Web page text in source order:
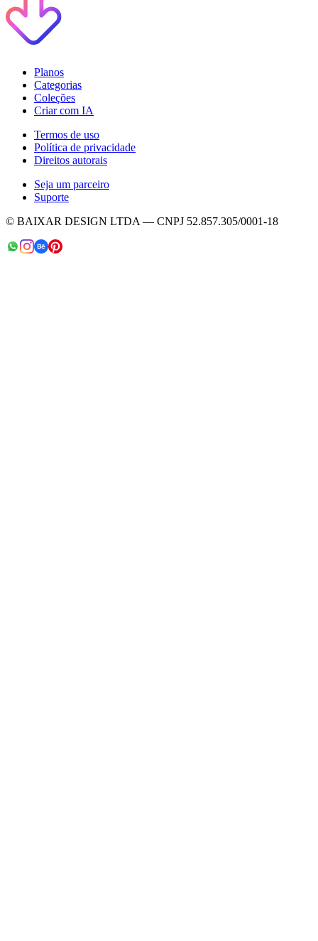
Planos
Categorias
Coleções
Criar com IA
Termos de uso
Política de privacidade
Direitos autorais
Seja um parceiro
Suporte
© BAIXAR DESIGN LTDA — CNPJ 52.857.305/0001-18